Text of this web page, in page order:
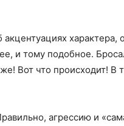
характера,
и тому подобное.
Вот что происходит! В
агрессию и